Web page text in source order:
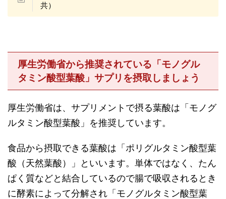
共）
厚生労働省から推奨されている「モノグル
タミン酸型葉酸」サプリを摂取しましょう
厚生労働省は、サプリメントで摂る葉酸は「モノグ
ルタミン酸型葉酸」を推奨しています。
食品から摂取できる葉酸は「ポリグルタミン酸型葉
酸（天然葉酸）」といいます。単体ではなく、たん
ぱく質などと結合しているので腸で吸収されるとき
に酵素によって分解され「モノグルタミン酸型葉